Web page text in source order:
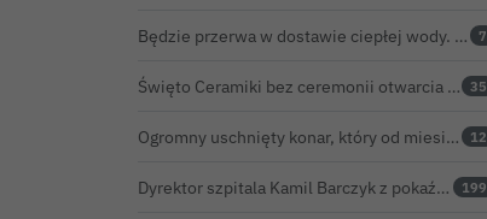
Będzie przerwa w dostawie ciepłej wody. ZEC Bolesławiec zapowiada prace remontowe 7
Święto Ceramiki bez ceremonii otwarcia na dworcu. Co z obietnicą prezydenta Bolesławca? 35
Ogromny uschnięty konar, który od miesięcy zagrażał ludziom w Bolesławcu, wycięty 12
Dyrektor szpitala Kamil Barczyk z pokaźnym majątkiem 199